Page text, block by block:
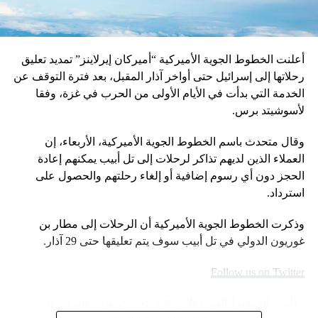
أعلنت الخطوط الجوية الأميركية “أميركان إيرلاينز” تمديد تعليق
رحلاتها إلى إسرائيل حتى أواخر آذار المقبل، بعد فترة التوقف عن
الخدمة التي بدأت في الأيام الأولى من الحرب في غزة، وفقا
لأسوشيتد برس.
وقال متحدث باسم الخطوط الجوية الأميركية، الأربعاء، إن
العملاء الذين لديهم تذاكر لرحلات إلى تل أبيب يمكنهم إعادة
الحجز دون أي رسوم إضافية أو إلغاء رحلتهم والحصول على
استرداد.
وذكرت الخطوط الجوية الأميركية أن الرحلات إلى مطار بن
غوريون الدولي في تل أبيب سوف يتم تعليقها حتى 29 آذار.
Follow us on Twitter